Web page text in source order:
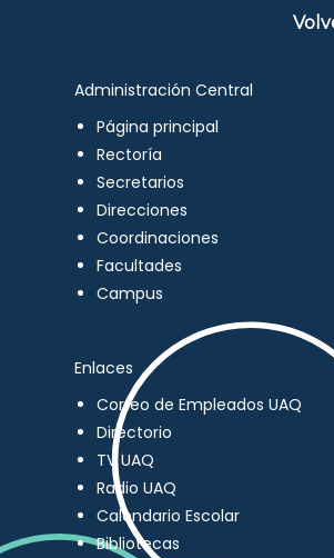
Administración Central
Página principal
Rectoría
Secretarios
Direcciones
Coordinaciones
Facultades
Campus
Enlaces
Correo de Empleados UAQ
Directorio
TV UAQ
Radio UAQ
Calendario Escolar
Bibliotecas